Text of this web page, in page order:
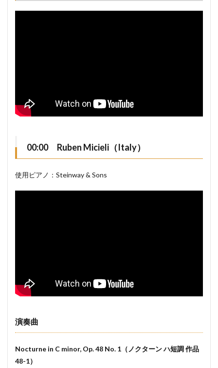
00:00 Ruben Micieli（Italy）
使用ピアノ：Steinway & Sons
演奏曲
Nocturne in C minor, Op. 48 No. 1（ノクターン ハ短調 作品
48-1）